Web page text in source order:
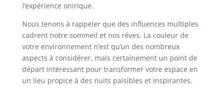
l’expérience onirique.
Nous tenons à rappeler que des influences multiples
cadrent notre sommeil et nos rêves. La couleur de
votre environnement n’est qu’un des nombreux
aspects à considérer, mais certainement un point de
départ intéressant pour transformer votre espace en
un lieu propice à des nuits paisibles et inspirantes.